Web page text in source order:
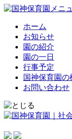
ホーム
お知らせ
園の紹介
園の一日
行事予定
国神保育園の
お問い合わせ